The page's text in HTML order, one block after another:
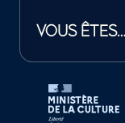
VOUS ÊTES…
Tutelles et mécènes